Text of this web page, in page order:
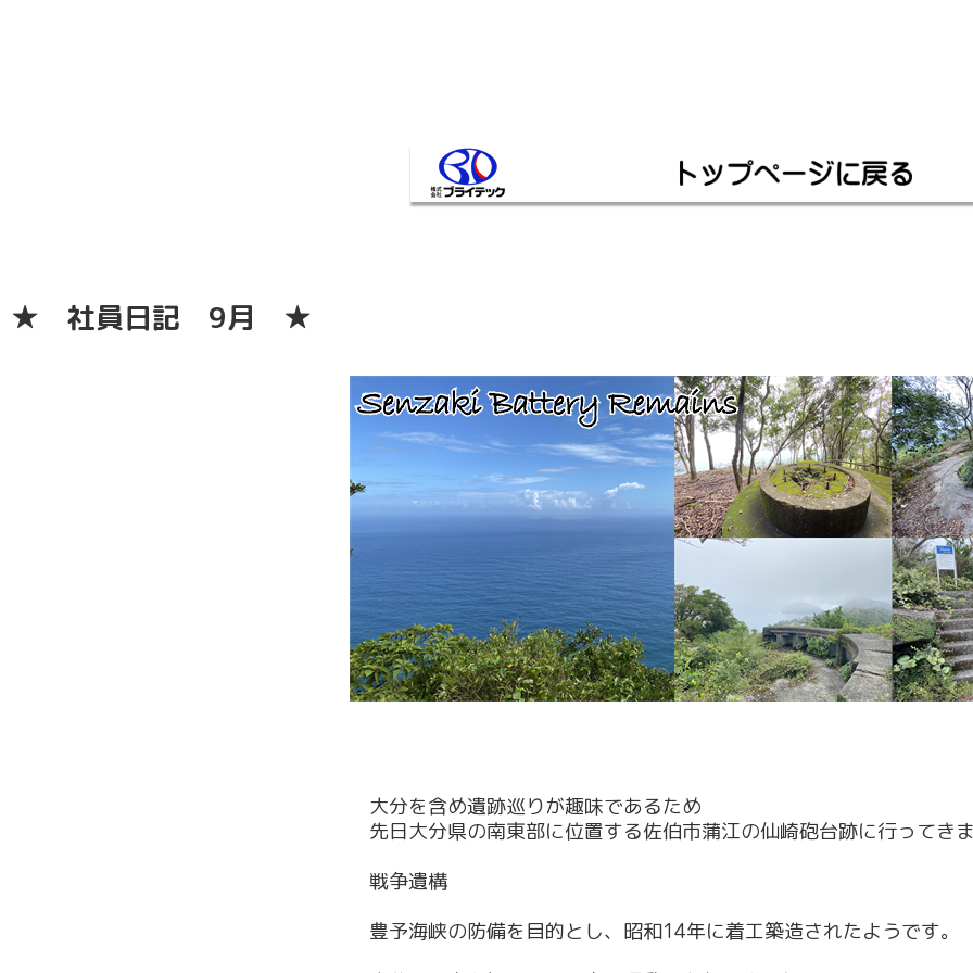
★ 社員日記 9月 ★
大分を含め遺跡巡りが趣味であるため
先日大分県の南東部に位置する佐伯市蒲江の仙崎砲台跡に行ってき
戦争遺構
豊予海峡の防備を目的とし、昭和14年に着工築造されたようです。